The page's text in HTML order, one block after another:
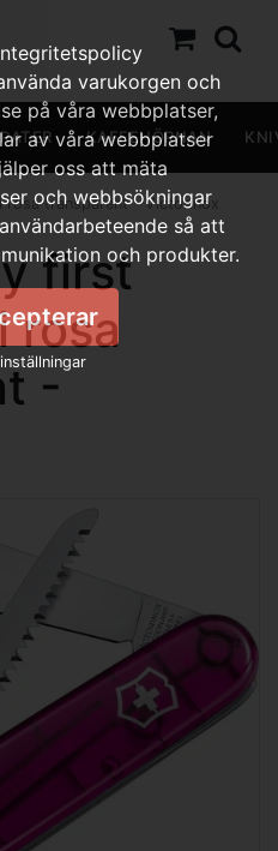
KAFFEHÖRNAN
transparent - Victorinox
first
rosa
-
varukorgen och
på våra webbplatser,
av våra webbplatser
oss att mäta
och webbsökningar
så att
och produkter.